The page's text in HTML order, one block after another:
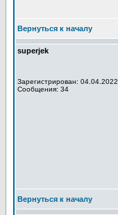
Вернуться к началу
superjek
Зарегистрирован: 04.04.2022
Сообщения: 34
Вернуться к началу